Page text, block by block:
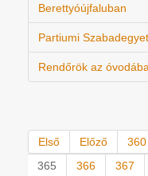
Berettyóújfaluban
Partiumi
Rendőrök az
Első Előző 360
365
366 367